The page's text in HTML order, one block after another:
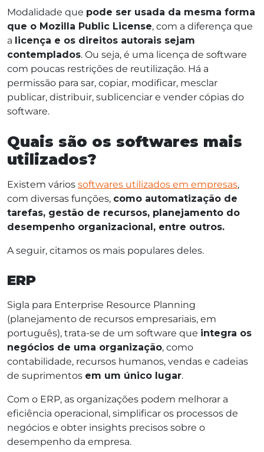
Modalidade que pode ser usada da mesma forma
que o Mozilla Public License, com a diferença que
a licença e os direitos autorais sejam
contemplados. Ou seja, é uma licença de software
com poucas restrições de reutilização. Há a
permissão para sar, copiar, modificar, mesclar
publicar, distribuir, sublicenciar e vender cópias do
software.
Quais são os softwares mais
utilizados?
Existem vários softwares utilizados em empresas,
com diversas funções, como automatização de
tarefas, gestão de recursos, planejamento do
desempenho organizacional, entre outros.
A seguir, citamos os mais populares deles.
ERP
Sigla para Enterprise Resource Planning
(planejamento de recursos empresariais, em
português), trata-se de um software que integra os
negócios de uma organização, como
contabilidade, recursos humanos, vendas e cadeias
de suprimentos em um único lugar.
Com o ERP, as organizações podem melhorar a
eficiência operacional, simplificar os processos de
negócios e obter insights precisos sobre o
desempenho da empresa.